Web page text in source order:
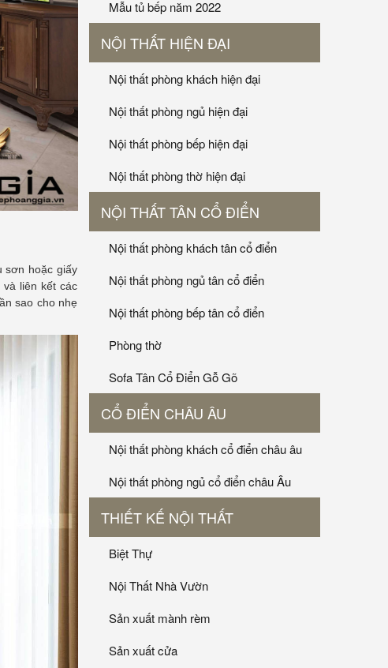
sơn hoặc giấy
liên kết các
sao cho nhẹ
Mẫu tủ bếp năm 2022
NỘI THẤT HIỆN ĐẠI
Nội thất phòng khách hiện đại
Nội thất phòng ngủ hiện đại
Nội thất phòng bếp hiện đại
Nội thất phòng thờ hiện đại
NỘI THẤT TÂN CỔ ĐIỂN
Nội thất phòng khách tân cổ điển
Nội thất phòng ngủ tân cổ điển
Nội thất phòng bếp tân cổ điển
Phòng thờ
Sofa Tân Cổ Điển Gỗ Gõ
CỔ ĐIỂN CHÂU ÂU
Nội thất phòng khách cổ điển châu âu
Nội thất phòng ngủ cổ điển châu Âu
THIẾT KẾ NỘI THẤT
Biệt Thự
Nội Thất Nhà Vườn
Sản xuất mành rèm
Sản xuất cửa